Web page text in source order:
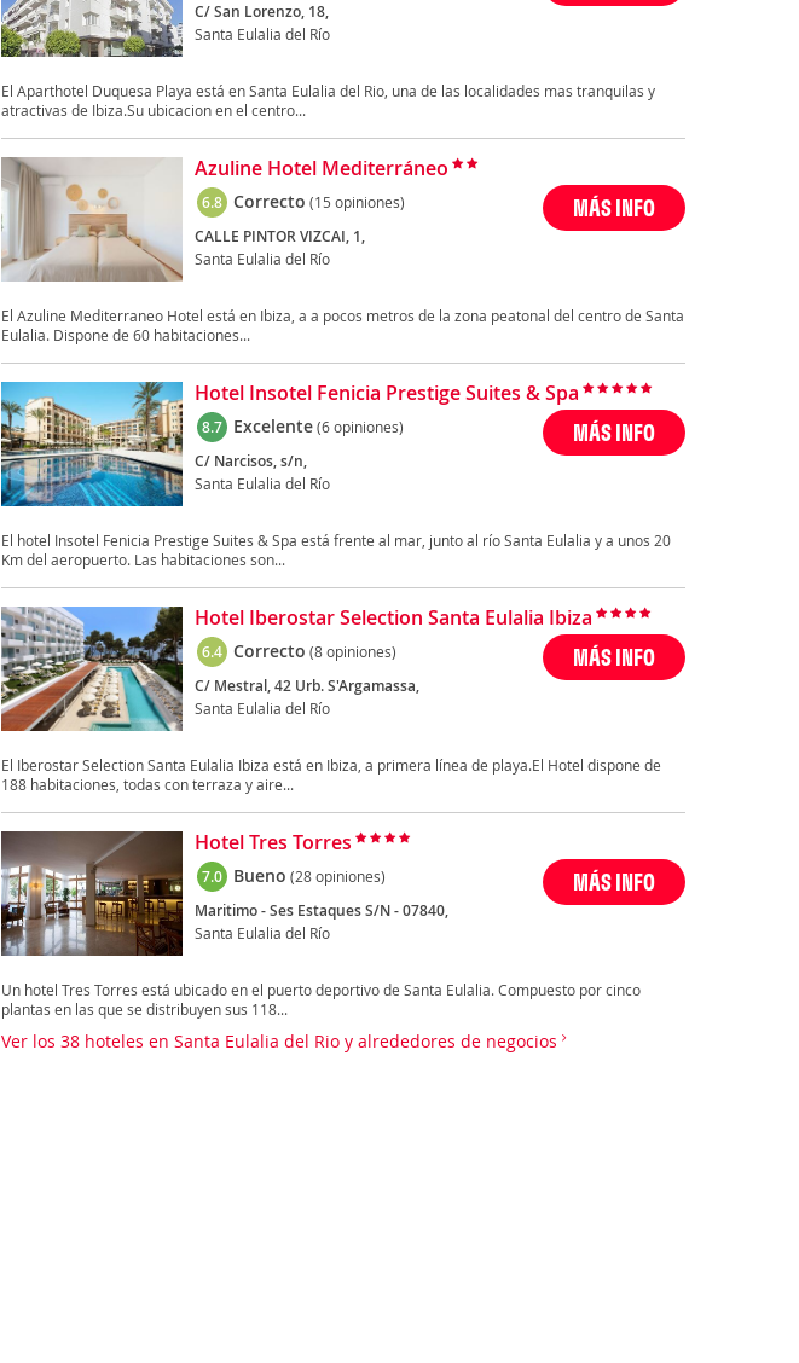
C/ San Lorenzo, 18,
Santa Eulalia del Río
El Aparthotel Duquesa Playa está en Santa Eulalia del Rio, una de las localidades mas tranquilas y
atractivas de Ibiza.Su ubicacion en el centro...
Azuline Hotel Mediterráneo
6.8 Correcto (15 opiniones)
CALLE PINTOR VIZCAI, 1,
Santa Eulalia del Río
MÁS INFO
El Azuline Mediterraneo Hotel está en Ibiza, a a pocos metros de la zona peatonal del centro de Santa
Eulalia. Dispone de 60 habitaciones...
Hotel Insotel Fenicia Prestige Suites & Spa
8.7 Excelente(6 opiniones)
C/ Narcisos, s/n,
Santa Eulalia del Río
MÁS INFO
El hotel Insotel Fenicia Prestige Suites & Spa está frente al mar, junto al río Santa Eulalia y a unos 20
Km del aeropuerto. Las habitaciones son...
Hotel Iberostar Selection Santa Eulalia Ibiza
6.4 Correcto (8 opiniones)
C/ Mestral, 42 Urb. S'Argamassa,
Santa Eulalia del Río
MÁS INFO
El Iberostar Selection Santa Eulalia Ibiza está en Ibiza, a primera línea de playa.El Hotel dispone de
188 habitaciones, todas con terraza y aire...
Hotel Tres Torres
7.0 Bueno (28 opiniones)
Maritimo - Ses Estaques S/N - 07840,
Santa Eulalia del Río
MÁS INFO
Un hotel Tres Torres está ubicado en el puerto deportivo de Santa Eulalia. Compuesto por cinco
plantas en las que se distribuyen sus 118...
Ver los 38 hoteles en Santa Eulalia del Rio y alrededores de negocios